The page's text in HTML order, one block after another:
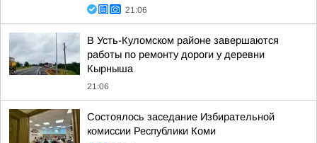
21:06
В Усть-Куломском районе завершаются
работы по ремонту дороги у деревни
Кырныша
21:06
Состоялось заседание Избирательной
комиссии Республики Коми